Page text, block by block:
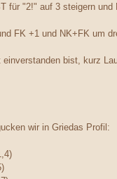
für "2!" auf 3 steigern
FK +1 und NK+FK um
bist, kurz
wir in Griedas Profil: